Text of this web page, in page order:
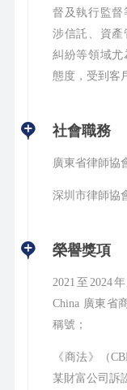
督及執行監督
涉信託、資產
糾紛等領域尤
態度，受到客
社會職務
廣東省律師協
深圳市律師協
榮譽獎項
2021至2024
China 廣東省
稱號；
《商法》（
某財富公司訴